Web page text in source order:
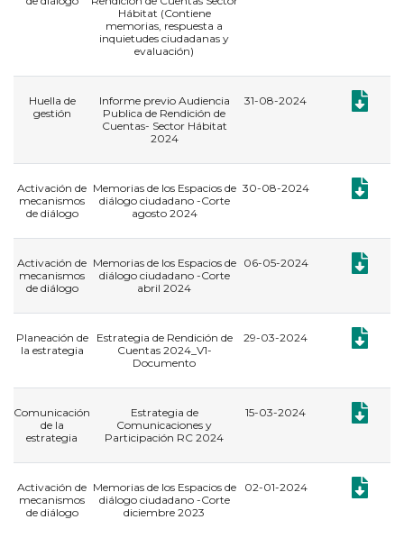
Hábitat (Contiene
memorias, respuesta a
inquietudes ciudadanas y
evaluación)
Huella de
gestión
Informe previo Audiencia
Publica de Rendición de
Cuentas- Sector Hábitat
2024
31-08-2024
Activación de
mecanismos
de diálogo
Memorias de los Espacios de
diálogo ciudadano -Corte
agosto 2024
30-08-2024
Activación de
mecanismos
de diálogo
Memorias de los Espacios de
diálogo ciudadano -Corte
abril 2024
06-05-2024
Planeación de
la estrategia
Estrategia de Rendición de
Cuentas 2024_V1-
Documento
29-03-2024
Comunicación
de la
estrategia
Estrategia de
Comunicaciones y
Participación RC 2024
15-03-2024
Activación de
mecanismos
de diálogo
Memorias de los Espacios de
diálogo ciudadano -Corte
diciembre 2023
02-01-2024